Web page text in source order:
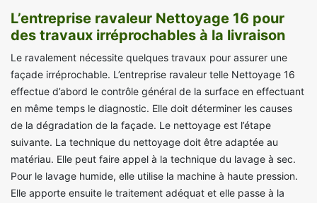
L’entreprise ravaleur Nettoyage 16 pour
des travaux irréprochables à la livraison
Le ravalement nécessite quelques travaux pour assurer une
façade irréprochable. L’entreprise ravaleur telle Nettoyage 16
effectue d’abord le contrôle général de la surface en effectuant
en même temps le diagnostic. Elle doit déterminer les causes
de la dégradation de la façade. Le nettoyage est l’étape
suivante. La technique du nettoyage doit être adaptée au
matériau. Elle peut faire appel à la technique du lavage à sec.
Pour le lavage humide, elle utilise la machine à haute pression.
Elle apporte ensuite le traitement adéquat et elle passe à la